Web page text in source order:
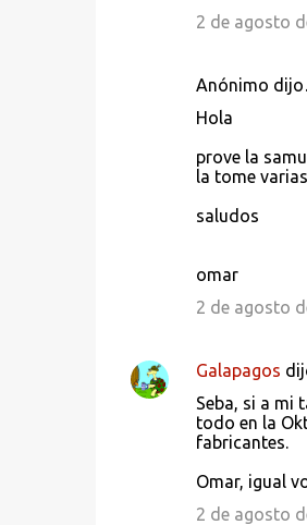
2 de agosto
Anónimo
Hola
prove la
la tome
saludos
omar
2 de agosto
Galapagos
Seba, si a mi
todo en la
fabricantes.
Omar, igual
2 de agosto